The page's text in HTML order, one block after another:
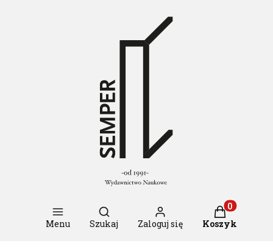
Menu
Otwórz wyszukiwarkę
Szukaj Zaloguj się
Produkty w
Koszyk